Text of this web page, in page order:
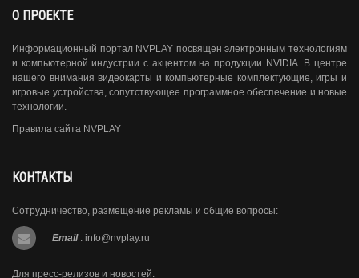
О ПРОЕКТЕ
Информационный портал NVPLAY посвящен электронным технологиям
и компьютерной индустрии с акцентом на продукции NVIDIA. В центре
нашего внимания видеокарты и компьютерные комплектующие, игры и
игровые устройства, сопутствующее программное обеспечение и новые
технологии.
Правила сайта NVPLAY
КОНТАКТЫ
Сотрудничество, размещение рекламы и общие вопросы:
Email : info@nvplay.ru
Для пресс-релизов и новостей: